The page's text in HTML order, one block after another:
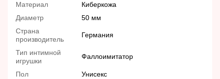
Материал
Киберкожа
Диаметр
50 мм
Страна
производитель
Германия
Тип интимной
игрушки
Фаллоимитатор
Пол
Унисекс